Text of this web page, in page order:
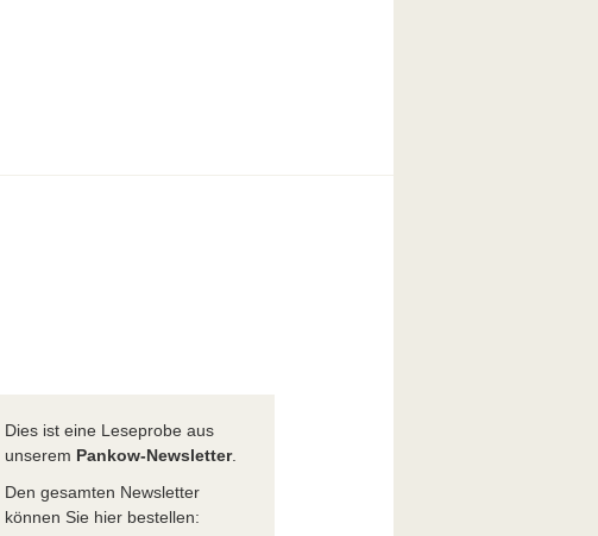
Dies ist eine Leseprobe aus
unserem Pankow-Newsletter.
Den gesamten Newsletter
können Sie hier bestellen: